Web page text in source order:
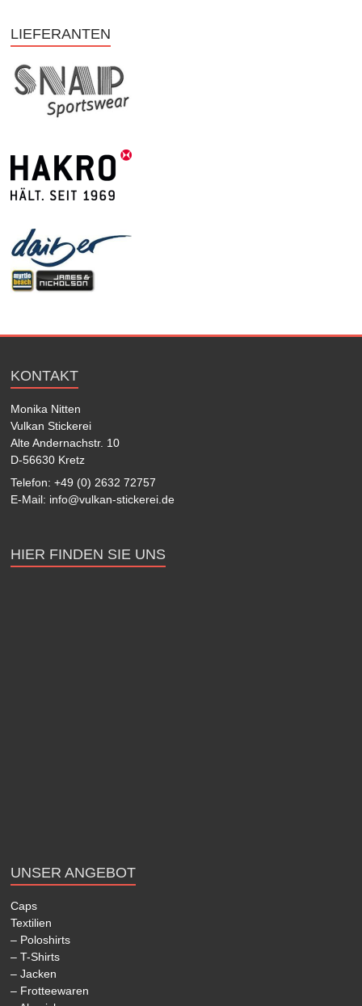
LIEFERANTEN
KONTAKT
Monika Nitten
Vulkan Stickerei
Alte Andernachstr. 10
D-56630 Kretz
Telefon: +49 (0) 2632 72757
E-Mail: info@vulkan-stickerei.de
HIER FINDEN SIE UNS
UNSER ANGEBOT
Caps
Textilien
– Poloshirts
– T-Shirts
– Jacken
– Frotteewaren